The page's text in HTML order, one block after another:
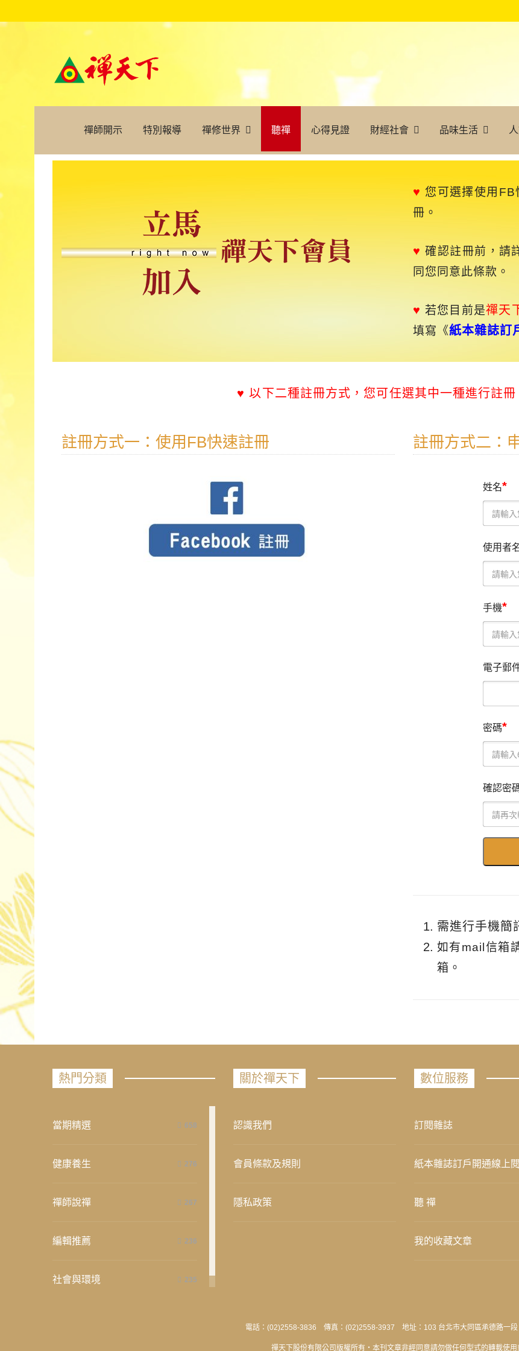
禪師開示 特別報導 禪修世界 聽禪 心得見證 財經社會 品味生活
♥ 您可選擇使用FB
冊。
♥確認註冊前，請
同您同意此條款。
♥ 若您目前是禪天
填寫《紙本雜誌訂
♥ 以下二種註冊方式，您可任選其中一種進行註冊
註冊方式一：使用FB快速註冊 註冊方式二：
姓名*
使用者
手機*
電子郵
密碼*
確認密
需進行手機簡
如有mail信箱
箱。
熱門分類
當期精選 658
健康養生 276
禪師說禪 267
編輯推薦 236
社會與環境 235
關於禪天下
認識我們
會員條款及規則
隱私政策
數位服務
訂閱雜誌
紙本雜誌訂戶開通線上
聽 禪
我的收藏文章
電話：(02)2558-3836 傳真：(02)2558-3937 地址：103 台北市大同區承德路一段
禪天下股份有限公司版權所有‧本刊文章非經同意請勿做任何型式的轉載使用